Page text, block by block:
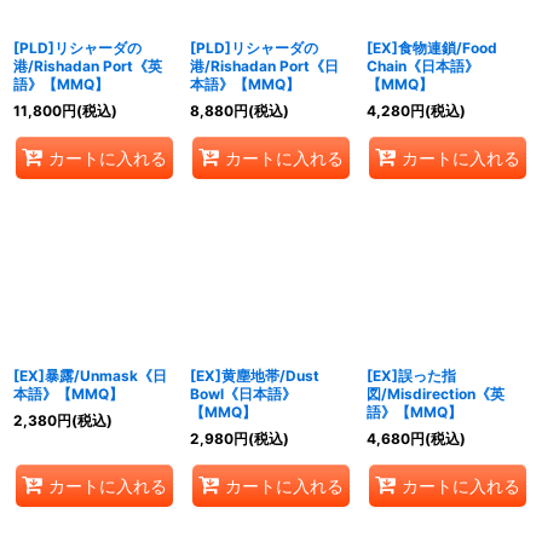
[PLD]リシャーダの
港/Rishadan Port《英
語》【MMQ】
11,800円(税込)
カートに入れる
[PLD]リシャーダの
港/Rishadan Port《日
本語》【MMQ】
8,880円(税込)
カートに入れる
[EX]食物連鎖/Food
Chain《日本語》
【MMQ】
4,280円(税込)
カートに入れる
[EX]暴露/Unmask《日
本語》【MMQ】
2,380円(税込)
カートに入れる
[EX]黄塵地帯/Dust
Bowl《日本語》
【MMQ】
2,980円(税込)
カートに入れる
[EX]誤った指
図/Misdirection《英
語》【MMQ】
4,680円(税込)
カートに入れる